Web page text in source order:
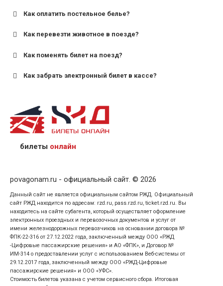
для поездов дальнего следования — от 10 лет и
для пригородных поездов — от 7 лет.
Как оплатить постельное белье?
Как перевезти животное в поезде?
Как поменять билет на поезд?
Как забрать электронный билет в кассе?
назвав кассиру 14-значный номер заказа;
предъявив удостоверение личности пассажира, на
кого оформлен билет.
билеты онлайн
povagonam.ru - официальный сайт. © 2026
Данный сайт не является официальным сайтом РЖД. Официальный
сайт РЖД находится по адресам: rzd.ru, pass.rzd.ru, ticket.rzd.ru. Вы
находитесь на сайте субагента, который осуществляет оформление
электронных проездных и перевозочных документов и услуг от
имени железнодорожных перевозчиков на основании договора №
ФПК-22-316 от 27.12.2022 года, заключенный между ООО «РЖД
-Цифровые пассажирские решения» и АО «ФПК», и Договор №
ИМ-314 о предоставлении услуг с использованием Веб-системы от
29.12.2017 года, заключенный между ООО «РЖД-Цифровые
пассажирские решения» и ООО «УФС».
Стоимость билетов указана с учетом сервисного сбора. Итоговая